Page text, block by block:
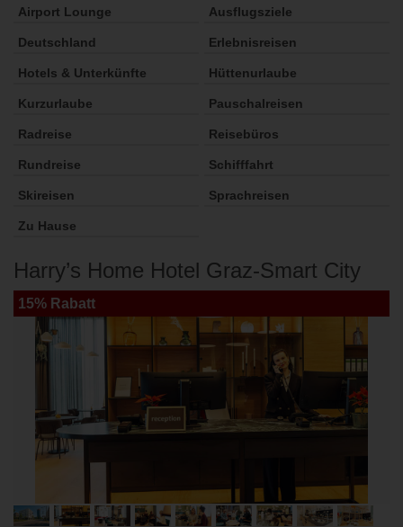
Airport Lounge Ausflugsziele
Deutschland Erlebnisreisen
Hotels & Unterkünfte Hüttenurlaube
Kurzurlaube Pauschalreisen
Radreise Reisebüros
Rundreise Schifffahrt
Skireisen Sprachreisen
Zu Hause
Harry’s Home Hotel Graz-Smart City
15% Rabatt